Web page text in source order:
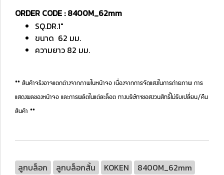
ORDER CODE : 8400M_62mm
SQ.DR.1"
ขนาด 62 มม.
ความยาว 82 มม.
** สินค้าจริงอาจแตกต่างจากภาพในหน้าจอ เนื่องจากการจัดแสงในการถ่ายภาพ การ
แสดงผลของหน้าจอ และการผลิตในแต่ละล็อต ทางบริษัทฯขอสงวนสิทธิ์ไม่รับเปลี่ยน/คืน
สินค้า **
ลูกบล็อก ลูกบล็อกสั้น KOKEN 8400M_62mm